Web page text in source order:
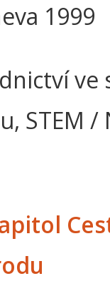
1999
ve
STEM /